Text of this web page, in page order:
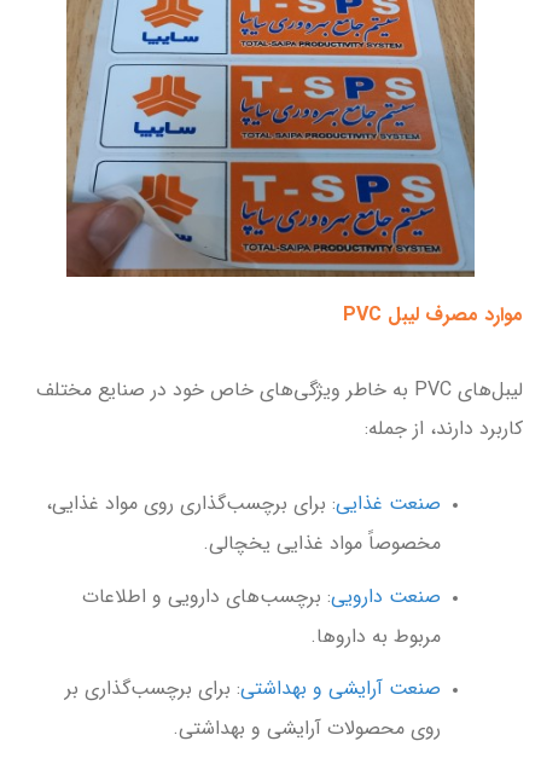
موارد مصرف لیبل PVC
لیبل‌های PVC به خاطر ویژگی‌های خاص خود در صنایع مختلف
کاربرد دارند، از جمله:
صنعت غذایی: برای برچسب‌گذاری روی مواد غذایی،
مخصوصاً مواد غذایی یخچالی.
صنعت دارویی: برچسب‌های دارویی و اطلاعات
مربوط به داروها.
صنعت آرایشی و بهداشتی: برای برچسب‌گذاری بر
روی محصولات آرایشی و بهداشتی.